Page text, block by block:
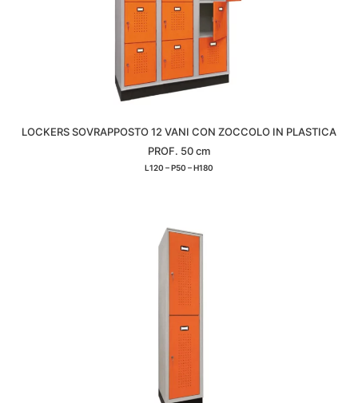
LOCKERS SOVRAPPOSTO 12 VANI CON ZOCCOLO IN PLASTICA
PROF. 50 cm
L120 – P50 – H180